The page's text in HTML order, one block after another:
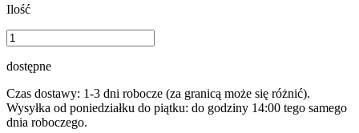
Ilość
dostępne
Czas dostawy: 1-3 dni robocze (za granicą może się różnić).
Wysyłka od poniedziałku do piątku: do godziny 14:00 tego samego
dnia roboczego.